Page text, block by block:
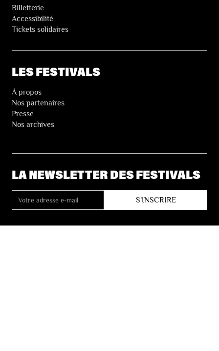
Billetterie
Accessibilité
Tickets solidaires
LES FESTIVALS
À propos
Nos partenaires
Presse
Nos archives
LA NEWSLETTER DES FESTIVALS